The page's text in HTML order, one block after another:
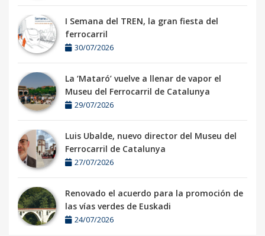
I Semana del TREN, la gran fiesta del
ferrocarril
30/07/2026
La ‘Mataró’ vuelve a llenar de vapor el
Museu del Ferrocarril de Catalunya
29/07/2026
Luis Ubalde, nuevo director del Museu del
Ferrocarril de Catalunya
27/07/2026
Renovado el acuerdo para la promoción de
las vías verdes de Euskadi
24/07/2026